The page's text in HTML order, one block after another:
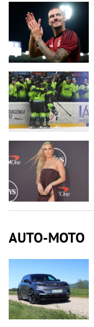
AUTO-MOTO